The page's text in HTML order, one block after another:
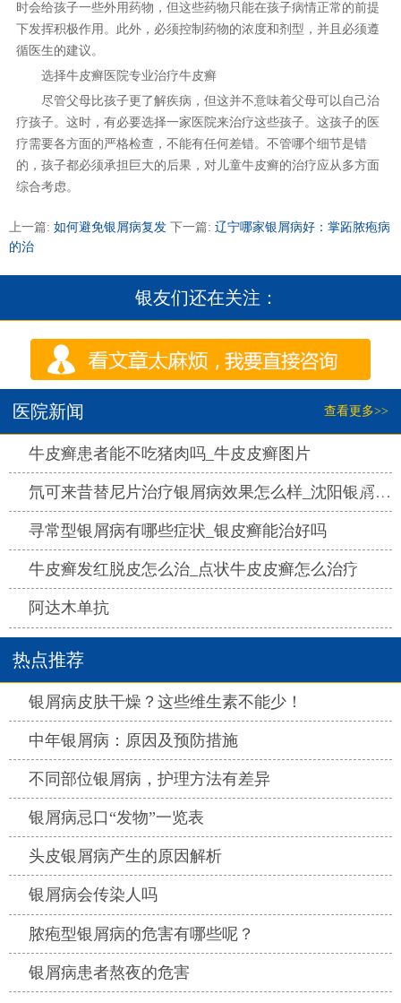
时会给孩子一些外用药物，但这些药物只能在孩子病情正常的前提
下发挥积极作用。此外，必须控制药物的浓度和剂型，并且必须遵
循医生的建议。
选择牛皮癣医院专业治疗牛皮癣
尽管父母比孩子更了解疾病，但这并不意味着父母可以自己治
疗孩子。这时，有必要选择一家医院来治疗这些孩子。这孩子的医
疗需要各方面的严格检查，不能有任何差错。不管哪个细节是错
的，孩子都必须承担巨大的后果，对儿童牛皮癣的治疗应从多方面
综合考虑。
上一篇: 如何避免银屑病复发 下一篇: 辽宁哪家银屑病好：掌跖脓疱病
的治
银友们还在关注：
医院新闻 查看更多>>
牛皮癣患者能不吃猪肉吗_牛皮皮癣图片
氘可来昔替尼片治疗银屑病效果怎么样_沈阳银屑病医院哪家好
热点
寻常型银屑病有哪些症状_银皮癣能治好吗
牛皮癣发红脱皮怎么治_点状牛皮皮癣怎么治疗热点
阿达木单抗
热点推荐
银屑病皮肤干燥？这些维生素不能少！
中年银屑病：原因及预防措施
不同部位银屑病，护理方法有差异
银屑病忌口“发物”一览表
头皮银屑病产生的原因解析
银屑病会传染人吗
脓疱型银屑病的危害有哪些呢？
银屑病患者熬夜的危害